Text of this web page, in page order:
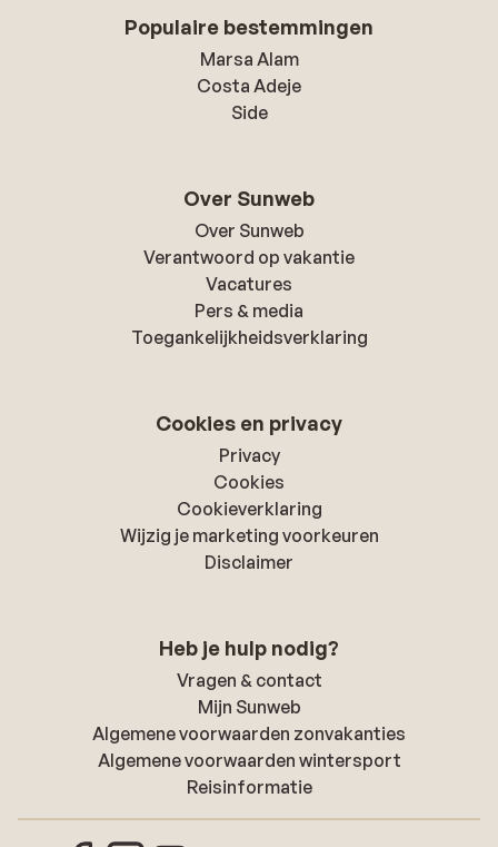
Populaire bestemmingen
Marsa Alam
Costa Adeje
Side
Over Sunweb
Over Sunweb
Verantwoord op vakantie
Vacatures
Pers & media
Toegankelijkheidsverklaring
Cookies en privacy
Privacy
Cookies
Cookieverklaring
Wijzig je marketing voorkeuren
Disclaimer
Heb je hulp nodig?
Vragen & contact
Mijn Sunweb
Algemene voorwaarden zonvakanties
Algemene voorwaarden wintersport
Reisinformatie